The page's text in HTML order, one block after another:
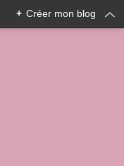
+ Créer mon blog